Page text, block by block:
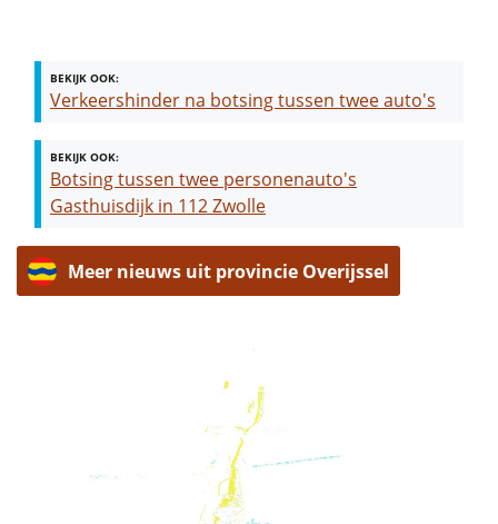
BEKIJK OOK:
Verkeershinder na botsing tussen twee auto's
BEKIJK OOK:
Botsing tussen twee personenauto's
Gasthuisdijk in 112 Zwolle
Meer nieuws uit provincie Overijssel